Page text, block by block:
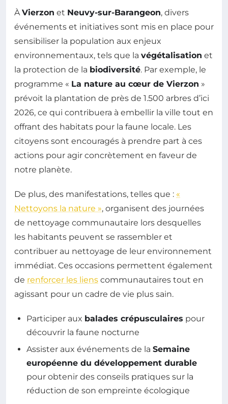
ÀVierzon et Neuvy-sur-Barangeon, divers
événements et initiatives sont mis en place pour
sensibiliser la population aux enjeux
environnementaux, tels que la végétalisation et
la protection de la biodiversité. Par exemple, le
programme « La nature au cœur de Vierzon »
prévoit la plantation de près de 1.500 arbres d’ici
2026, ce qui contribuera à embellir la ville tout en
offrant des habitats pour la faune locale. Les
citoyens sont encouragés à prendre part à ces
actions pour agir concrètement en faveur de
notre planète.
De plus, des manifestations, telles que : «
Nettoyons la nature », organisent des journées
de nettoyage communautaire lors desquelles
les habitants peuvent se rassembler et
contribuer au nettoyage de leur environnement
immédiat. Ces occasions permettent également
de renforcer les liens communautaires tout en
agissant pour un cadre de vie plus sain.
Participer aux balades crépusculaires pour
découvrir la faune nocturne
Assister aux événements de la Semaine
européenne du développement durable
pour obtenir des conseils pratiques sur la
réduction de son empreinte écologique